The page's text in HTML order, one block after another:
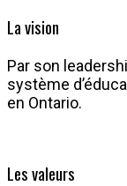
La vision
Par son
système
en Ontario.
Les valeurs